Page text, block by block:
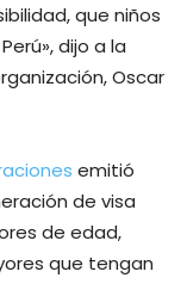
que niños
dijo a la
Oscar
emitió
de visa
de edad,
que tengan